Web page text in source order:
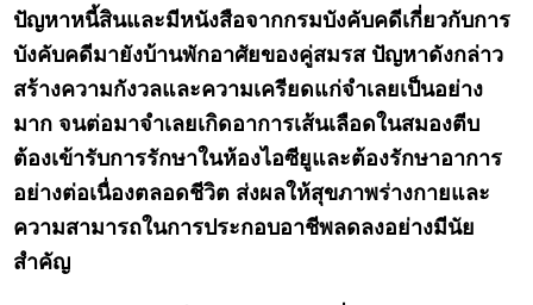
ปัญหาหนี้สินและมีหนังสือจากกรมบังคับคดีเกี่ยวกับการ
บังคับคดีมายังบ้านพักอาศัยของคู่สมรส ปัญหาดังกล่าว
สร้างความกังวลและความเครียดแก่จำเลยเป็นอย่าง
มาก จนต่อมาจำเลยเกิดอาการเส้นเลือดในสมองตีบ
ต้องเข้ารับการรักษาในห้องไอซียูและต้องรักษาอาการ
อย่างต่อเนื่องตลอดชีวิต ส่งผลให้สุขภาพร่างกายและ
ความสามารถในการประกอบอาชีพลดลงอย่างมีนัย
สำคัญ